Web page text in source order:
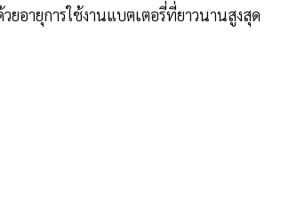
อายุการใช้งานแบตเตอรี่ที่ยาวนานสูงสุด